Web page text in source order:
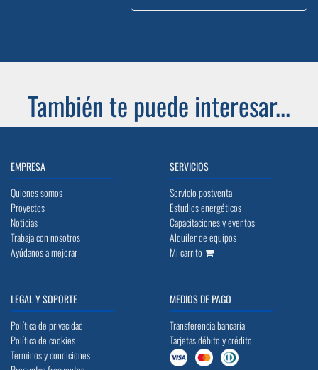
También te puede interesar...
EMPRESA
Quienes somos
Proyectos
Noticias
Trabaja con nosotros
Ayúdanos a mejorar
SERVICIOS
Servicio postventa
Estudios energéticos
Capacitaciones y eventos
Alquiler de equipos
Mi carrito
LEGAL Y SOPORTE
Política de privacidad
Política de cookies
Terminos y condiciones
MEDIOS DE PAGO
Transferencia bancaria
Tarjetas débito y crédito